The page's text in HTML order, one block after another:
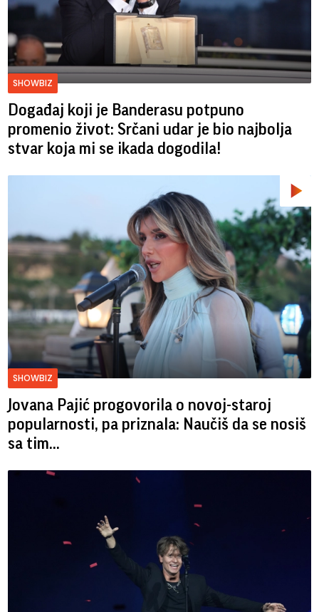
SHOWBIZ
Događaj koji je Banderasu potpuno
promenio život: Srčani udar je bio najbolja
stvar koja mi se ikada dogodila!
SHOWBIZ
Jovana Pajić progovorila o novoj-staroj
popularnosti, pa priznala: Naučiš da se nosiš
sa tim...